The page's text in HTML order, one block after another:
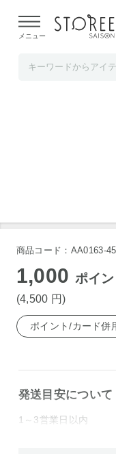
よる配送遅延が発生し
メニュー
コンパクトアイ
商品コード：AA0163-
1,000 ポイン
(4,500 円)
ポイント/カード併
発送目安について
1～3営業日以内